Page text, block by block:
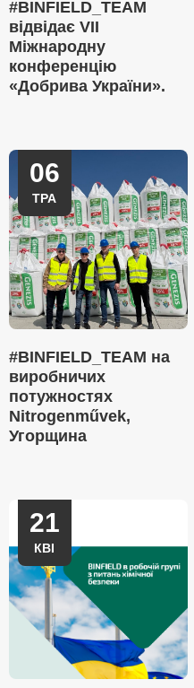
#BINFIELD_TEAM
відвідає VII
Міжнародну
конференцію
«Добрива України».
06
ТРА
#BINFIELD_TEAM на
виробничих
потужностях
Nitrogenművek,
Угорщина
21
КВІ